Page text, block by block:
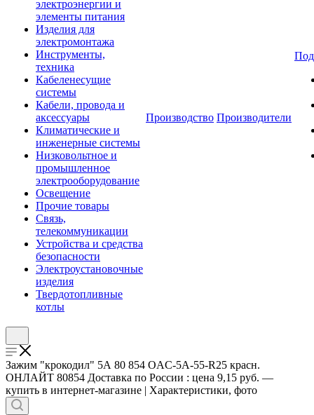
электроэнергии и
элементы питания
Изделия для
электромонтажа
Инструменты,
техника
Кабеленесущие
системы
Кабели, провода и
аксессуары
Климатические и
инженерные системы
Низковольтное и
промышленное
электрооборудование
Освещение
Прочие товары
Связь,
телекоммуникации
Устройства и средства
безопасности
Электроустановочные
изделия
Твердотопливные
котлы
Производство Производители
Зажим "крокодил" 5А 80 854 OAC-5A-55-R25 красн.
ОНЛАЙТ 80854 Доставка по России : цена 9,15 руб. —
купить в интернет-магазине | Характеристики, фото